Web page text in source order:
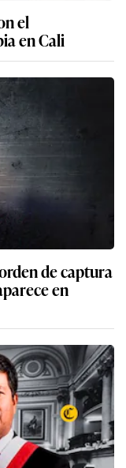
el
en Cali
de captura
en